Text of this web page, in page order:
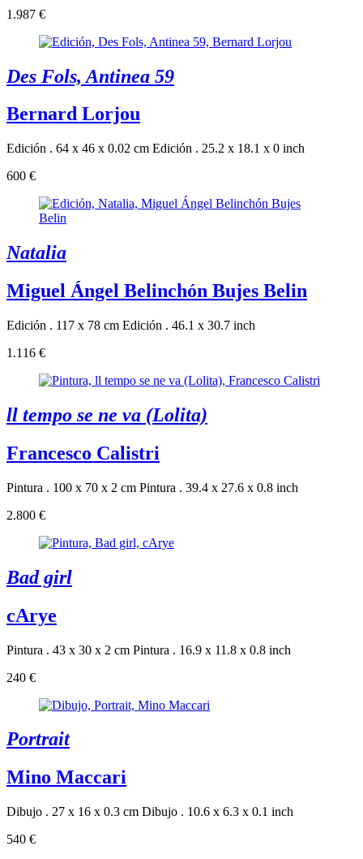
1.987 €
Des Fols, Antinea 59
Bernard Lorjou
Edición . 64 x 46 x 0.02 cm Edición . 25.2 x 18.1 x 0 inch
600 €
Natalia
Miguel Ángel Belinchón Bujes Belin
Edición . 117 x 78 cm Edición . 46.1 x 30.7 inch
1.116 €
ll tempo se ne va (Lolita)
Francesco Calistri
Pintura . 100 x 70 x 2 cm Pintura . 39.4 x 27.6 x 0.8 inch
2.800 €
Bad girl
cArye
Pintura . 43 x 30 x 2 cm Pintura . 16.9 x 11.8 x 0.8 inch
240 €
Portrait
Mino Maccari
Dibujo . 27 x 16 x 0.3 cm Dibujo . 10.6 x 6.3 x 0.1 inch
540 €